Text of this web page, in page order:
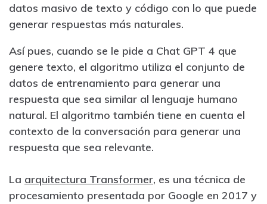
datos masivo de texto y código con lo que puede
generar respuestas más naturales.
Así pues, cuando se le pide a Chat GPT 4 que
genere texto, el algoritmo utiliza el conjunto de
datos de entrenamiento para generar una
respuesta que sea similar al lenguaje humano
natural. El algoritmo también tiene en cuenta el
contexto de la conversación para generar una
respuesta que sea relevante.
La arquitectura Transformer, es una técnica de
procesamiento presentada por Google en 2017 y